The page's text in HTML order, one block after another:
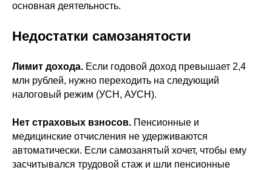
основная деятельность.
Недостатки самозанятости
Лимит дохода. Если годовой доход превышает 2,4
млн рублей, нужно переходить на следующий
налоговый режим (УСН, АУСН).
Нет страховых взносов. Пенсионные и
медицинские отчисления не удерживаются
автоматически. Если самозанятый хочет, чтобы ему
засчитывался трудовой стаж и шли пенсионные